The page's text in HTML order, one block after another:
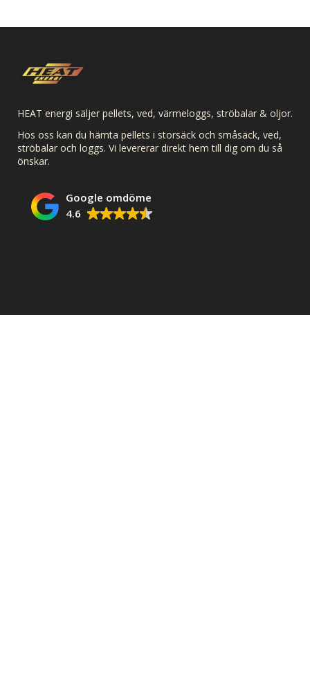
HEAT energi säljer pellets, ved, värmeloggs, ströbalar & oljor.
Hos oss kan du hämta pellets i storsäck och småsäck, ved,
ströbalar och loggs. Vi levererar direkt hem till dig om du så
önskar.
Google omdöme
4.6